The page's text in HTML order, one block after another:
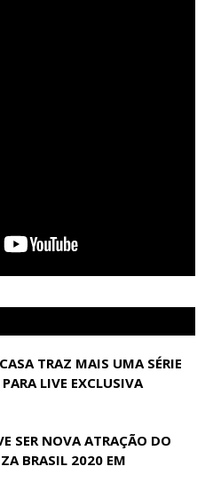
TRAZ MAIS UMA SÉRIE
LIVE EXCLUSIVA
SER NOVA ATRAÇÃO DO
BRASIL 2020 EM